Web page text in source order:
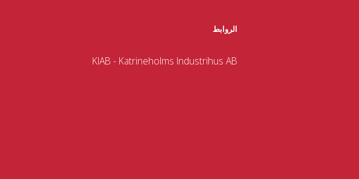
الروابط
KIAB - Katrineholms Industrihus AB